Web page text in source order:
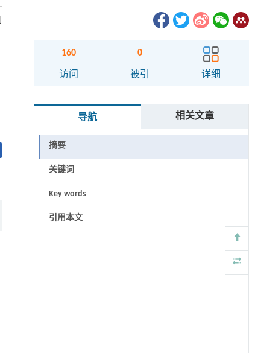
160
访问
0
被引 详细
导航 相关文章
摘要
关键词
Key words
引用本文